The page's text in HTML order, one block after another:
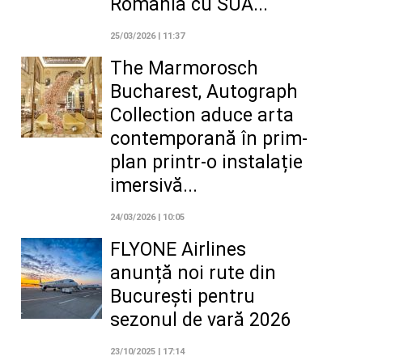
România cu SUA...
25/03/2026 | 11:37
The Marmorosch
Bucharest, Autograph
Collection aduce arta
contemporană în prim-
plan printr-o instalație
imersivă...
24/03/2026 | 10:05
FLYONE Airlines
anunță noi rute din
București pentru
sezonul de vară 2026
23/10/2025 | 17:14